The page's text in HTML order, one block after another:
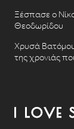
Ξέσπασε ο
Θεοδωρίδου
Χρυσά
της χρονιάς